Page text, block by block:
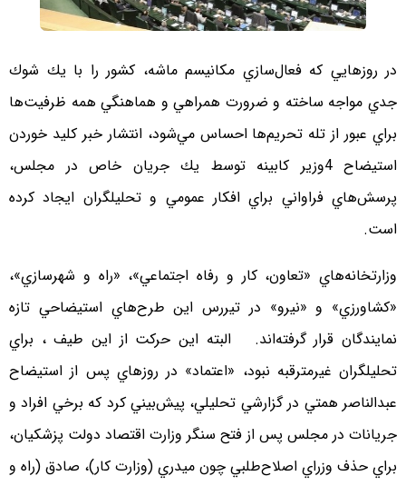
در روزهايي كه فعال‌سازي مكانيسم ماشه، كشور را با يك شوك
جدي مواجه ساخته و ضرورت همراهي و هماهنگي همه ظرفيت‌ها
براي عبور از تله تحريم‌ها احساس مي‌شود، انتشار خبر كليد خوردن
استيضاح 4وزير كابينه توسط يك جريان خاص در مجلس،
پرسش‌هاي فراواني براي افكار عمومي و تحليلگران ايجاد كرده
است.
وزارتخانه‌هاي «تعاون، كار و رفاه اجتماعي»، «راه و شهرسازي»،
«كشاورزي» و «نيرو» در تيررس اين طرح‌هاي استيضاحي تازه
نمايندگان قرار گرفته‌اند. البته اين حركت از این طیف ، براي
تحليلگران غيرمترقبه نبود، «اعتماد» در روزهاي پس از استيضاح
عبدالناصر همتي در گزارشي تحليلي، پيش‌بيني كرد كه برخي افراد و
جريانات در مجلس پس از فتح سنگر وزارت اقتصاد دولت پزشكيان،
براي حذف وزراي اصلاح‌طلبي چون ميدري (وزارت كار)، صادق (راه و